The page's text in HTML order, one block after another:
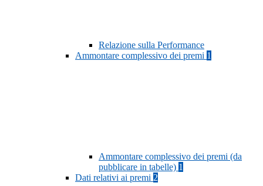
Relazione sulla Performance
Ammontare complessivo dei premi 1
Ammontare complessivo dei premi (da
pubblicare in tabelle) 1
Dati relativi ai premi 2